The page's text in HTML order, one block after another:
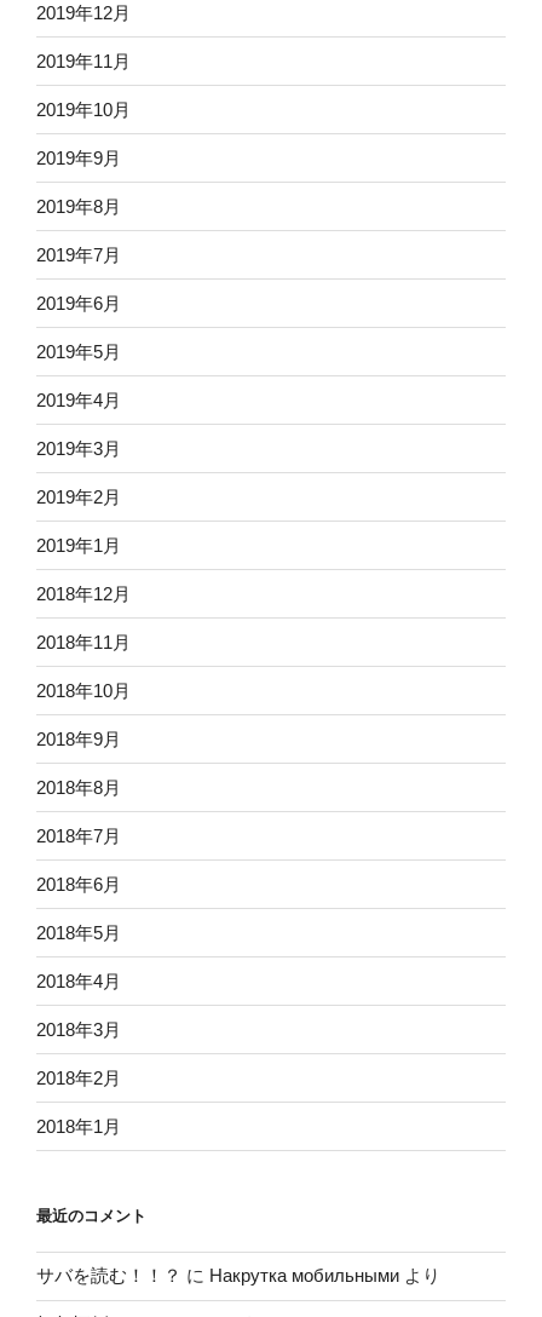
2019年12月
2019年11月
2019年10月
2019年9月
2019年8月
2019年7月
2019年6月
2019年5月
2019年4月
2019年3月
2019年2月
2019年1月
2018年12月
2018年11月
2018年10月
2018年9月
2018年8月
2018年7月
2018年6月
2018年5月
2018年4月
2018年3月
2018年2月
2018年1月
最近のコメント
サバを読む！！？ に Накрутка мобильными より